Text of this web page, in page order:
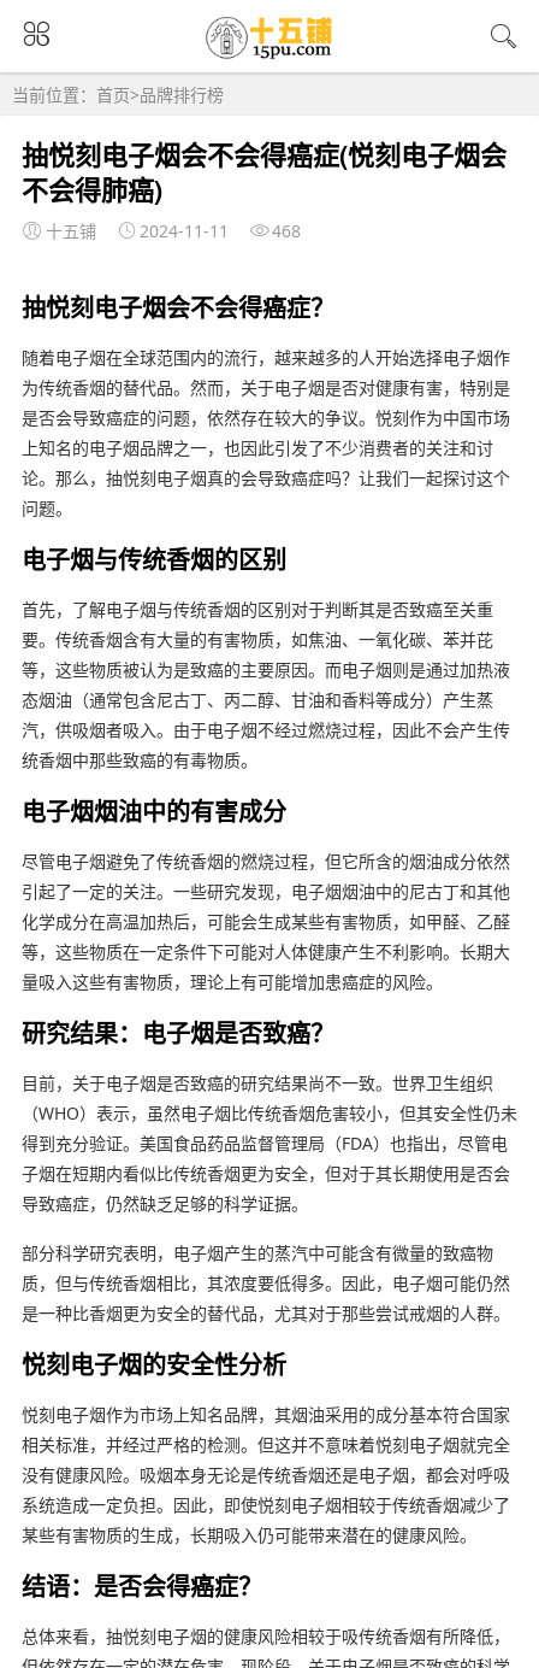
当前位置： 首页>品牌排行榜
抽悦刻电子烟会不会得癌症(悦刻电子烟会
不会得肺癌)
十五铺 2024-11-11 468
抽悦刻电子烟会不会得癌症？
随着电子烟在全球范围内的流行，越来越多的人开始选择电子烟作
为传统香烟的替代品。然而，关于电子烟是否对健康有害，特别是
是否会导致癌症的问题，依然存在较大的争议。悦刻作为中国市场
上知名的电子烟品牌之一，也因此引发了不少消费者的关注和讨
论。那么，抽悦刻电子烟真的会导致癌症吗？让我们一起探讨这个
问题。
电子烟与传统香烟的区别
首先，了解电子烟与传统香烟的区别对于判断其是否致癌至关重
要。传统香烟含有大量的有害物质，如焦油、一氧化碳、苯并芘
等，这些物质被认为是致癌的主要原因。而电子烟则是通过加热液
态烟油（通常包含尼古丁、丙二醇、甘油和香料等成分）产生蒸
汽，供吸烟者吸入。由于电子烟不经过燃烧过程，因此不会产生传
统香烟中那些致癌的有毒物质。
电子烟烟油中的有害成分
尽管电子烟避免了传统香烟的燃烧过程，但它所含的烟油成分依然
引起了一定的关注。一些研究发现，电子烟烟油中的尼古丁和其他
化学成分在高温加热后，可能会生成某些有害物质，如甲醛、乙醛
等，这些物质在一定条件下可能对人体健康产生不利影响。长期大
量吸入这些有害物质，理论上有可能增加患癌症的风险。
研究结果：电子烟是否致癌？
目前，关于电子烟是否致癌的研究结果尚不一致。世界卫生组织
（WHO）表示，虽然电子烟比传统香烟危害较小，但其安全性仍未
得到充分验证。美国食品药品监督管理局（FDA）也指出，尽管电
子烟在短期内看似比传统香烟更为安全，但对于其长期使用是否会
导致癌症，仍然缺乏足够的科学证据。
部分科学研究表明，电子烟产生的蒸汽中可能含有微量的致癌物
质，但与传统香烟相比，其浓度要低得多。因此，电子烟可能仍然
是一种比香烟更为安全的替代品，尤其对于那些尝试戒烟的人群。
悦刻电子烟的安全性分析
悦刻电子烟作为市场上知名品牌，其烟油采用的成分基本符合国家
相关标准，并经过严格的检测。但这并不意味着悦刻电子烟就完全
没有健康风险。吸烟本身无论是传统香烟还是电子烟，都会对呼吸
系统造成一定负担。因此，即使悦刻电子烟相较于传统香烟减少了
某些有害物质的生成，长期吸入仍可能带来潜在的健康风险。
结语：是否会得癌症？
总体来看，抽悦刻电子烟的健康风险相较于吸传统香烟有所降低，